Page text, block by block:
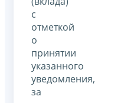
с
отметкой
о
принятии
указанного
уведомления,
за